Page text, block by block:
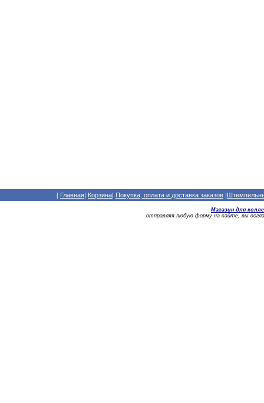
[ Главная| Корзина| Покупка, оплата и доставка заказов |
Магазин для
отправляя любую форму на сайте, вы